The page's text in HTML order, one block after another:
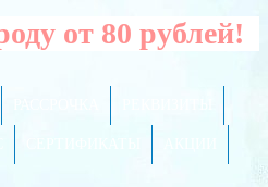
от 80 рублей!